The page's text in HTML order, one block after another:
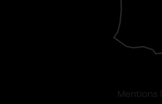
Mentions